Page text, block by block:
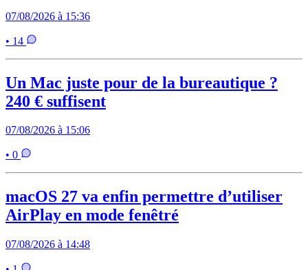
07/08/2026 à 15:36
• 14
Un Mac juste pour de la bureautique ?
240 € suffisent
07/08/2026 à 15:06
• 0
macOS 27 va enfin permettre d’utiliser
AirPlay en mode fenêtré
07/08/2026 à 14:48